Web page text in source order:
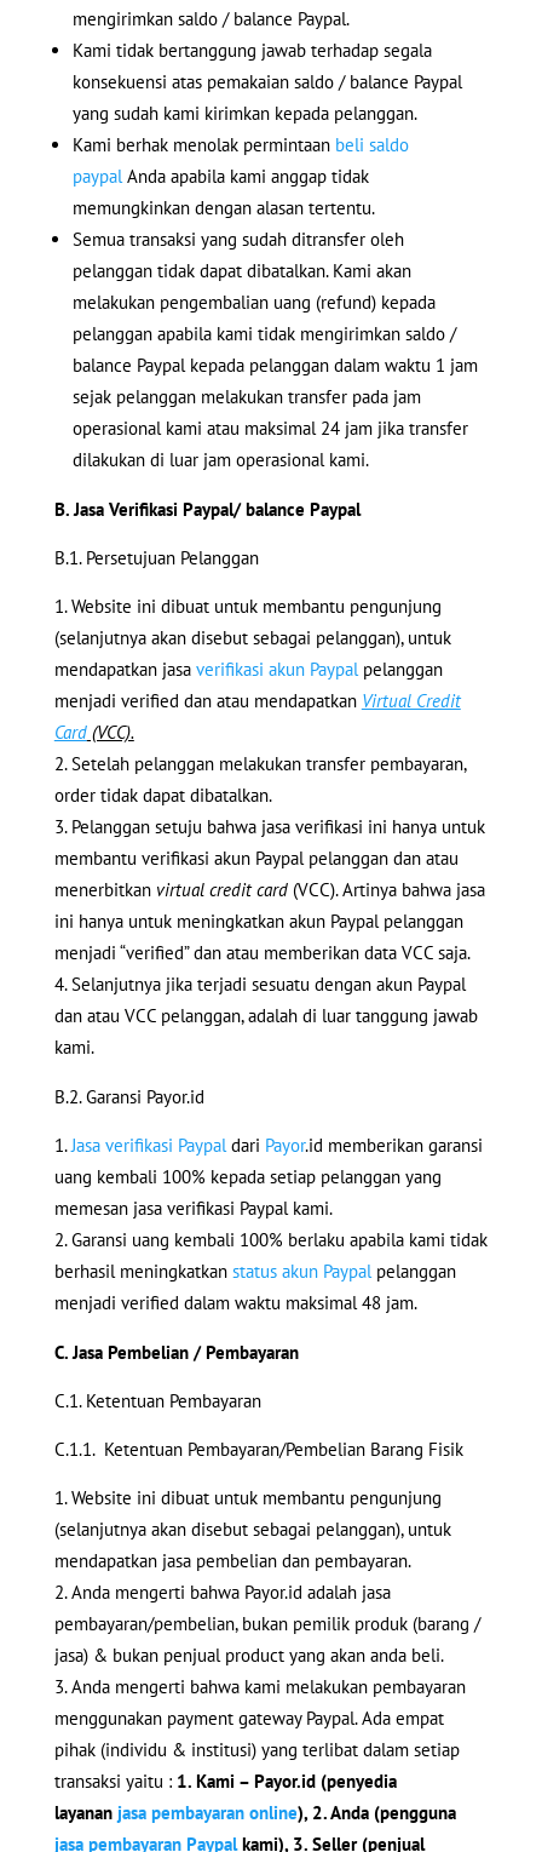
mengirimkan saldo / balance Paypal.
Kami tidak bertanggung jawab terhadap segala
konsekuensi atas pemakaian saldo / balance Paypal
yang sudah kami kirimkan kepada pelanggan.
Kami berhak menolak permintaan beli saldo
paypalAnda apabila kami anggap tidak
memungkinkan dengan alasan tertentu.
Semua transaksi yang sudah ditransfer oleh
pelanggan tidak dapat dibatalkan. Kami akan
melakukan pengembalian uang (refund) kepada
pelanggan apabila kami tidak mengirimkan saldo /
balance Paypal kepada pelanggan dalam waktu 1 jam
sejak pelanggan melakukan transfer pada jam
operasional kami atau maksimal 24 jam jika transfer
dilakukan di luar jam operasional kami.
B. Jasa Verifikasi Paypal/ balance Paypal
B.1. Persetujuan Pelanggan
Website ini dibuat untuk membantu pengunjung
(selanjutnya akan disebut sebagai pelanggan), untuk
mendapatkan jasa verifikasi akun Paypalpelanggan
menjadi verified dan atau mendapatkan Virtual Credit
Card(VCC).
Setelah pelanggan melakukan transfer pembayaran,
order tidak dapat dibatalkan.
Pelanggan setuju bahwa jasa verifikasi ini hanya untuk
membantu verifikasi akun Paypal pelanggan dan atau
menerbitkan virtual credit card (VCC). Artinya bahwa jasa
ini hanya untuk meningkatkan akun Paypal pelanggan
menjadi “verified” dan atau memberikan data VCC saja.
Selanjutnya jika terjadi sesuatu dengan akun Paypal
dan atau VCC pelanggan, adalah di luar tanggung jawab
kami.
B.2. Garansi Payor.id
Jasa verifikasi Paypaldari Payor.id memberikan garansi
uang kembali 100% kepada setiap pelanggan yang
memesan jasa verifikasi Paypal kami.
Garansi uang kembali 100% berlaku apabila kami tidak
berhasil meningkatkan status akun Paypalpelanggan
menjadi verified dalam waktu maksimal 48 jam.
C. Jasa Pembelian / Pembayaran
C.1. Ketentuan Pembayaran
C.1.1. Ketentuan Pembayaran/Pembelian Barang Fisik
Website ini dibuat untuk membantu pengunjung
(selanjutnya akan disebut sebagai pelanggan), untuk
mendapatkan jasa pembelian dan pembayaran.
Anda mengerti bahwa Payor.id adalah jasa
pembayaran/pembelian, bukan pemilik produk (barang /
jasa) & bukan penjual product yang akan anda beli.
Anda mengerti bahwa kami melakukan pembayaran
menggunakan payment gateway Paypal. Ada empat
pihak (individu & institusi) yang terlibat dalam setiap
transaksi yaitu : 1. Kami – Payor.id (penyedia
layanan jasa pembayaran online), 2. Anda (pengguna
jasa pembayaran Paypalkami), 3. Seller (penjual